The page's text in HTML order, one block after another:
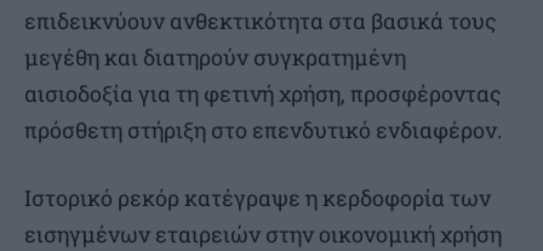
επιδεικνύουν ανθεκτικότητα στα βασικά τους
μεγέθη και διατηρούν συγκρατημένη
αισιοδοξία για τη φετινή χρήση, προσφέροντας
πρόσθετη στήριξη στο επενδυτικό ενδιαφέρον.
Ιστορικό ρεκόρ κατέγραψε η κερδοφορία των
εισηγμένων εταιρειών στην οικονομική χρήση